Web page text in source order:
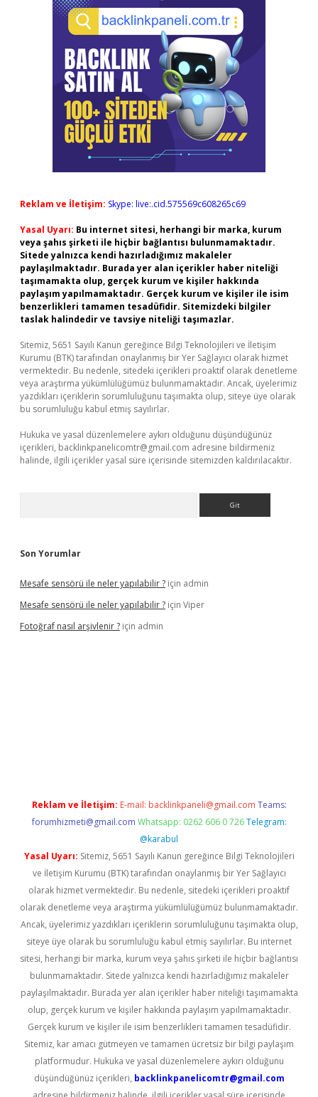
Reklam ve İletişim: Skype: live:.cid.575569c608265c69
Yasal Uyarı: Bu internet sitesi, herhangi bir marka, kurum
veya şahıs şirketi ile hiçbir bağlantısı bulunmamaktadır.
Sitede yalnızca kendi hazırladığımız makaleler
paylaşılmaktadır. Burada yer alan içerikler haber niteliği
taşımamakta olup, gerçek kurum ve kişiler hakkında
paylaşım yapılmamaktadır. Gerçek kurum ve kişiler ile isim
benzerlikleri tamamen tesadüfidir. Sitemizdeki bilgiler
taslak halindedir ve tavsiye niteliği taşımazlar.
Sitemiz, 5651 Sayılı Kanun gereğince Bilgi Teknolojileri ve İletişim
Kurumu (BTK) tarafından onaylanmış bir Yer Sağlayıcı olarak hizmet
vermektedir. Bu nedenle, sitedeki içerikleri proaktif olarak denetleme
veya araştırma yükümlülüğümüz bulunmamaktadır. Ancak, üyelerimiz
yazdıkları içeriklerin sorumluluğunu taşımakta olup, siteye üye olarak
bu sorumluluğu kabul etmiş sayılırlar.
Hukuka ve yasal düzenlemelere aykırı olduğunu düşündüğünüz
içerikleri, backlinkpanelicomtr@gmail.com adresine bildirmeniz
halinde, ilgili içerikler yasal süre içerisinde sitemizden kaldırılacaktır.
Son Yorumlar
Mesafe sensörü ile neler yapılabilir ? için admin
Mesafe sensörü ile neler yapılabilir ? için Viper
Fotoğraf nasıl arşivlenir ? için admin
Reklam ve İletişim: E-mail: backlinkpaneli@gmail.com Teams:
forumhizmeti@gmail.com Whatsapp: 0262 606 0 726 Telegram:
@karabul
Yasal Uyarı: Sitemiz, 5651 Sayılı Kanun gereğince Bilgi Teknolojileri
ve İletişim Kurumu (BTK) tarafından onaylanmış bir Yer Sağlayıcı
olarak hizmet vermektedir. Bu nedenle, sitedeki içerikleri proaktif
olarak denetleme veya araştırma yükümlülüğümüz bulunmamaktadır.
Ancak, üyelerimiz yazdıkları içeriklerin sorumluluğunu taşımakta olup,
siteye üye olarak bu sorumluluğu kabul etmiş sayılırlar. Bu internet
sitesi, herhangi bir marka, kurum veya şahıs şirketi ile hiçbir bağlantısı
bulunmamaktadır. Sitede yalnızca kendi hazırladığımız makaleler
paylaşılmaktadır. Burada yer alan içerikler haber niteliği taşımamakta
olup, gerçek kurum ve kişiler hakkında paylaşım yapılmamaktadır.
Gerçek kurum ve kişiler ile isim benzerlikleri tamamen tesadüfidir.
Sitemiz, kar amacı gütmeyen ve tamamen ücretsiz bir bilgi paylaşım
platformudur. Hukuka ve yasal düzenlemelere aykırı olduğunu
düşündüğünüz içerikleri, backlinkpanelicomtr@gmail.com